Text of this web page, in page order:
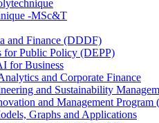
-MSc&T
and Finance (DDDF)
for Public Policy (DEPP)
for Business
and Corporate Finance
and Sustainability
and Management Program
Graphs and Applications